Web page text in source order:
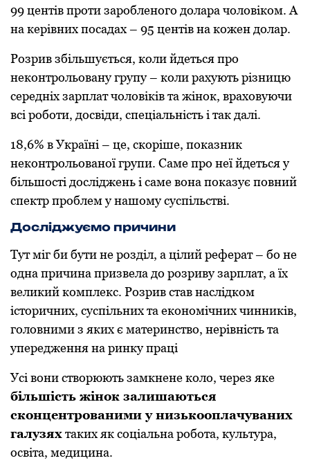
99 центів проти заробленого долара чоловіком. А
на керівних посадах – 95 центів на кожен долар.
Розрив збільшується, коли йдеться про
неконтрольовану групу – коли рахують різницю
середніх зарплат чоловіків та жінок, враховуючи
всі роботи, досвіди, спеціальність і так далі.
18,6% в Україні – це, скоріше, показник
неконтрольованої групи. Саме про неї йдеться у
більшості досліджень і саме вона показує повний
спектр проблем у нашому суспільстві.
Досліджуємо причини
Тут міг би бути не розділ, а цілий реферат – бо не
одна причина призвела до розриву зарплат, а їх
великий комплекс. Розрив став наслідком
історичних, суспільних та економічних чинників,
головними з яких є материнство, нерівність та
упередження на ринку праці
Усі вони створюють замкнене коло, через яке
більшість жінок залишаються
сконцентрованими у низькооплачуваних
галузяхтаких як соціальна робота, культура,
освіта, медицина.